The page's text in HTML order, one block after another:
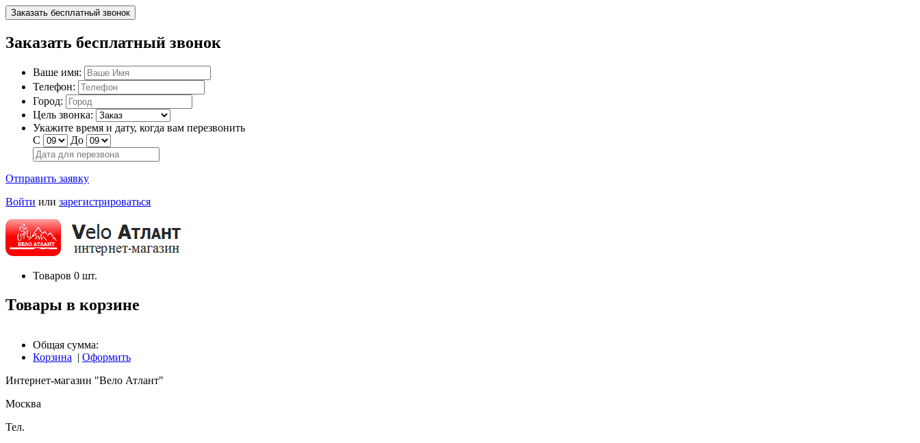
Заказать бесплатный звонок
Заказать бесплатный звонок
Ваше имя:
Телефон:
Город:
Цель звонка:
Укажите время и дату, когда вам перезвонить
С
До
Отправить заявку
Войти или зарегистрироваться
Товаров 0 шт.
Товары в корзине
Общая сумма:
Корзина | Оформить
Интернет-магазин "Вело Атлант"
Москва
Тел.